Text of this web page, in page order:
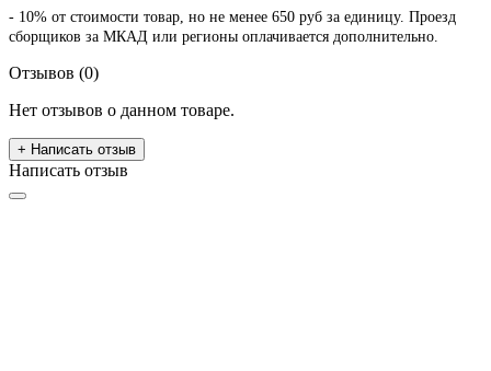
- 10% от стоимости товар, но не менее 650 руб за единицу. Проезд
сборщиков за МКАД или регионы оплачивается дополнительно.
Отзывов (0)
Нет отзывов о данном товаре.
+ Написать отзыв
Написать отзыв